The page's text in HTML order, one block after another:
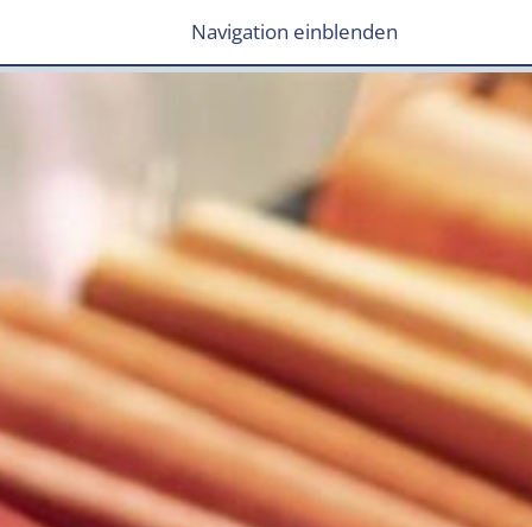
Navigation einblenden